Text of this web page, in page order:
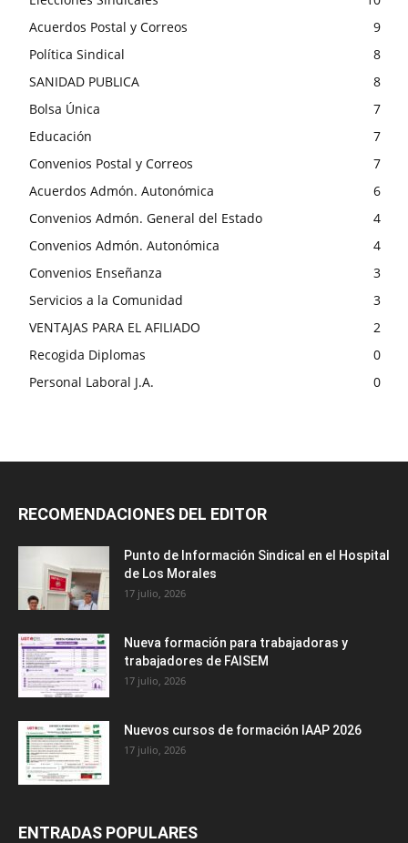
Acuerdos Postal y Correos
9
Política Sindical
8
SANIDAD PUBLICA
8
Bolsa Única
7
Educación
7
Convenios Postal y Correos
7
Acuerdos Admón. Autonómica
6
Convenios Admón. General del Estado
4
Convenios Admón. Autonómica
4
Convenios Enseñanza
3
Servicios a la Comunidad
3
VENTAJAS PARA EL AFILIADO
2
Recogida Diplomas
0
Personal Laboral J.A.
0
RECOMENDACIONES DEL EDITOR
Punto de Información Sindical en el Hospital
de Los Morales
17 julio, 2026
Nueva formación para trabajadoras y
trabajadores de FAISEM
17 julio, 2026
Nuevos cursos de formación IAAP 2026
17 julio, 2026
ENTRADAS POPULARES